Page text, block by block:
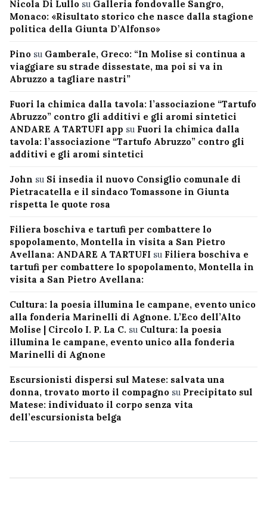
Nicola Di Lullo su Galleria fondovalle Sangro,
Monaco: «Risultato storico che nasce dalla stagione
politica della Giunta D’Alfonso»
Pino su Gamberale, Greco: “In Molise si continua a
viaggiare su strade dissestate, ma poi si va in
Abruzzo a tagliare nastri”
Fuori la chimica dalla tavola: l’associazione “Tartufo
Abruzzo” contro gli additivi e gli aromi sintetici
ANDARE A TARTUFI app su Fuori la chimica dalla
tavola: l’associazione “Tartufo Abruzzo” contro gli
additivi e gli aromi sintetici
John su Si insedia il nuovo Consiglio comunale di
Pietracatella e il sindaco Tomassone in Giunta
rispetta le quote rosa
Filiera boschiva e tartufi per combattere lo
spopolamento, Montella in visita a San Pietro
Avellana: ANDARE A TARTUFI su Filiera boschiva e
tartufi per combattere lo spopolamento, Montella in
visita a San Pietro Avellana:
Cultura: la poesia illumina le campane, evento unico
alla fonderia Marinelli di Agnone. L’Eco dell’Alto
Molise | Circolo I. P. La C. su Cultura: la poesia
illumina le campane, evento unico alla fonderia
Marinelli di Agnone
Escursionisti dispersi sul Matese: salvata una
donna, trovato morto il compagno su Precipitato sul
Matese: individuato il corpo senza vita
dell’escursionista belga